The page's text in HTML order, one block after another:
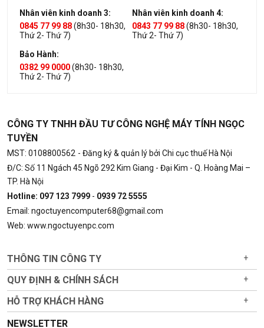
Nhân viên kinh doanh 3:
0845 77 99 88(8h30- 18h30,
Thứ 2- Thứ 7)
Nhân viên kinh doanh 4:
0843 77 99 88(8h30- 18h30,
Thứ 2- Thứ 7)
Bảo Hành:
0382 99 0000(8h30- 18h30,
Thứ 2- Thứ 7)
CÔNG TY TNHH ĐẦU TƯ CÔNG NGHỆ MÁY TÍNH NGỌC
TUYỀN
MST: 0108800562 - Đăng ký & quản lý bởi Chi cục thuế Hà Nội
Đ/C: Số 11 Ngách 45 Ngõ 292 Kim Giang - Đại Kim - Q. Hoàng Mai –
TP. Hà Nội
Hotline: 097 123 7999 - 0939 72 5555
Email: ngoctuyencomputer68@gmail.com
Web: www.ngoctuyenpc.com
THÔNG TIN CÔNG TY +
QUY ĐỊNH & CHÍNH SÁCH +
HỖ TRỢ KHÁCH HÀNG +
NEWSLETTER